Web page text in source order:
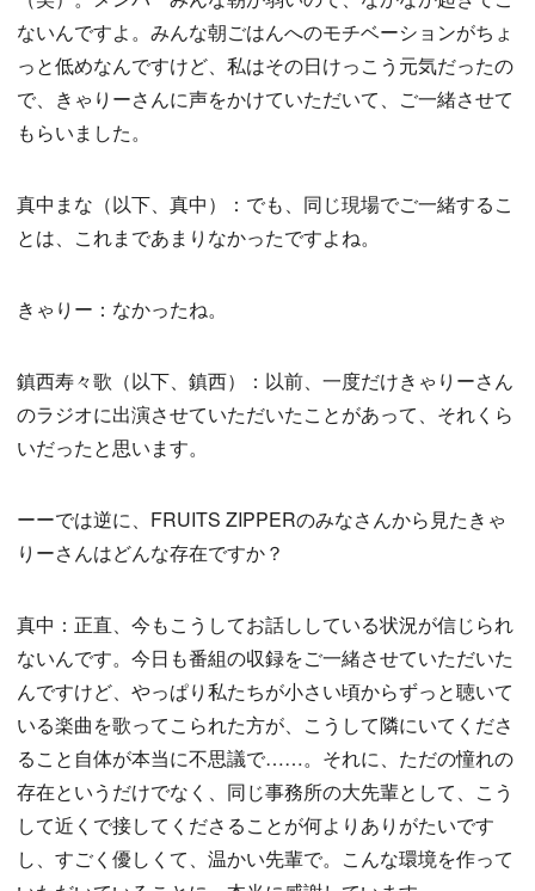
ないんですよ。みんな朝ごはんへのモチベーションがちょ
っと低めなんですけど、私はその日けっこう元気だったの
で、きゃりーさんに声をかけていただいて、ご一緒させて
もらいました。
真中まな（以下、真中）：でも、同じ現場でご一緒するこ
とは、これまであまりなかったですよね。
きゃりー：なかったね。
鎮西寿々歌（以下、鎮西）：以前、一度だけきゃりーさん
のラジオに出演させていただいたことがあって、それくら
いだったと思います。
ーーでは逆に、FRUITS ZIPPERのみなさんから見たきゃ
りーさんはどんな存在ですか？
真中：正直、今もこうしてお話ししている状況が信じられ
ないんです。今日も番組の収録をご一緒させていただいた
んですけど、やっぱり私たちが小さい頃からずっと聴いて
いる楽曲を歌ってこられた方が、こうして隣にいてくださ
ること自体が本当に不思議で……。それに、ただの憧れの
存在というだけでなく、同じ事務所の大先輩として、こう
して近くで接してくださることが何よりありがたいです
し、すごく優しくて、温かい先輩で。こんな環境を作って